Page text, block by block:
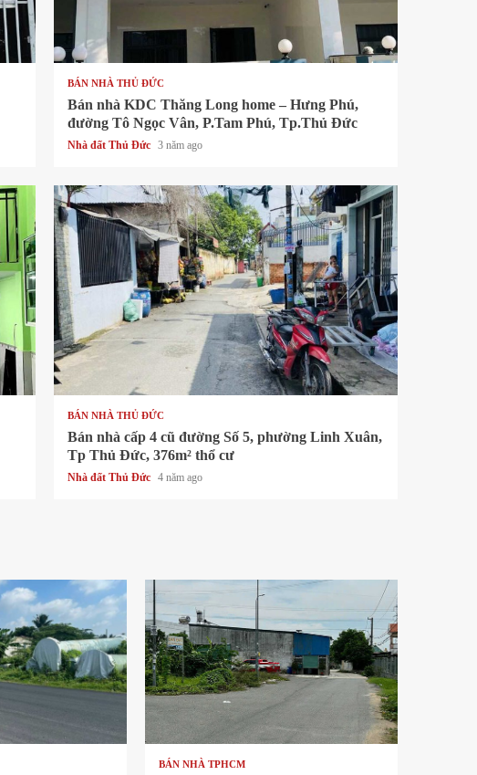
1 min read
BÁN NHÀ THỦ ĐỨC
Bán nhà KDC Thăng Long home – Hưng Phú,
đường Tô Ngọc Vân, P.Tam Phú, Tp.Thủ Đức
Nhà đất Thủ Đức 3 năm ago
BÁN NHÀ THỦ ĐỨC
Bán nhà cấp 4 cũ đường Số 5, phường Linh Xuân,
Tp Thủ Đức, 376m² thổ cư
Nhà đất Thủ Đức 4 năm ago
1 min read
BÁN NHÀ TPHCM